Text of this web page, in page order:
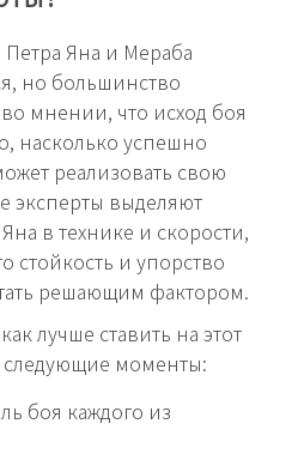
Яна и Мераба
но большинство
мнении, что исход боя
насколько успешно
реализовать свою
эксперты выделяют
в технике и скорости,
стойкость и упорство
решающим фактором.
лучше ставить на этот
следующие моменты:
боя каждого из